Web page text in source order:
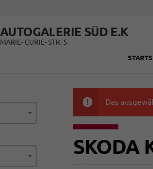
AUTOGALERIE SÜD E.K
MARIE- CURIE- STR. 5
Das
SKODA